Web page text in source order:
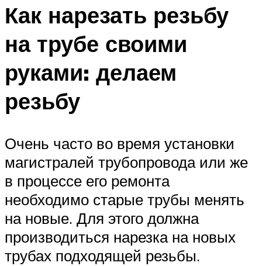
Как нарезать резьбу
на трубе своими
руками: делаем
резьбу
Очень часто во время установки
магистралей трубопровода или же
в процессе его ремонта
необходимо старые трубы менять
на новые. Для этого должна
производиться нарезка на новых
трубах подходящей резьбы.